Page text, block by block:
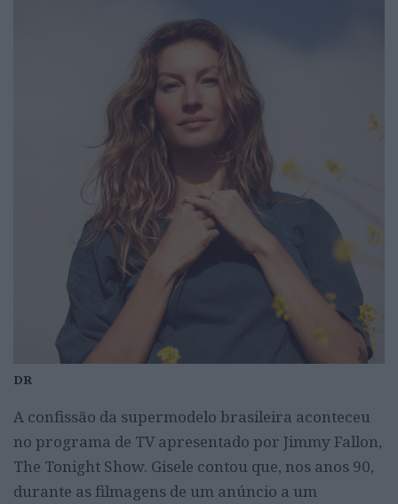
DR
A confissão da supermodelo brasileira aconteceu
no programa de TV apresentado por Jimmy Fallon,
The Tonight Show. Gisele contou que, nos anos 90,
durante as filmagens de um anúncio a um